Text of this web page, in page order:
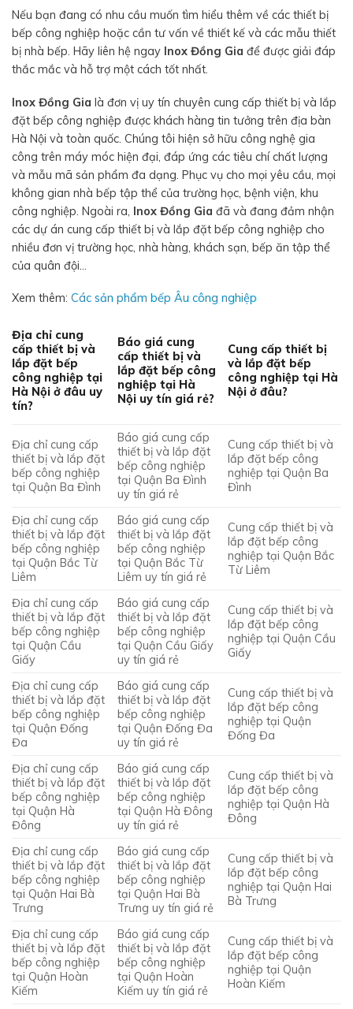
Nếu bạn đang có nhu cầu muốn tìm hiểu thêm về các thiết bị
bếp công nghiệp hoặc cần tư vấn về thiết kế và các mẫu thiết
bị nhà bếp. Hãy liên hệ ngay Inox Đồng Gia để được giải đáp
thắc mắc và hỗ trợ một cách tốt nhất.
Inox Đồng Gia là đơn vị uy tín chuyên cung cấp thiết bị và lắp
đặt bếp công nghiệp được khách hàng tin tưởng trên địa bàn
Hà Nội và toàn quốc. Chúng tôi hiện sở hữu công nghệ gia
công trên máy móc hiện đại, đáp ứng các tiêu chí chất lượng
và mẫu mã sản phẩm đa dạng. Phục vụ cho mọi yêu cầu, mọi
không gian nhà bếp tập thể của trường học, bệnh viện, khu
công nghiệp. Ngoài ra, Inox Đồng Gia đã và đang đảm nhận
các dự án cung cấp thiết bị và lắp đặt bếp công nghiệp cho
nhiều đơn vị trường học, nhà hàng, khách sạn, bếp ăn tập thể
của quân đội…
Xem thêm: Các sản phẩm bếp Âu công nghiệp
Địa chỉ cung
cấp thiết bị và
lắp đặt bếp
công nghiệp tại
Hà Nội ở đâu uy
tín?
Báo giá cung
cấp thiết bị và
lắp đặt bếp công
nghiệp tại Hà
Nội uy tín giá rẻ?
Cung cấp thiết bị
và lắp đặt bếp
công nghiệp tại Hà
Nội ở đâu?
Địa chỉ cung cấp
thiết bị và lắp đặt
bếp công nghiệp
tại Quận Ba Đình
Báo giá cung cấp
thiết bị và lắp đặt
bếp công nghiệp
tại Quận Ba Đình
uy tín giá rẻ
Cung cấp thiết bị và
lắp đặt bếp công
nghiệp tại Quận Ba
Đình
Địa chỉ cung cấp
thiết bị và lắp đặt
bếp công nghiệp
tại Quận Bắc Từ
Liêm
Báo giá cung cấp
thiết bị và lắp đặt
bếp công nghiệp
tại Quận Bắc Từ
Liêm uy tín giá rẻ
Cung cấp thiết bị và
lắp đặt bếp công
nghiệp tại Quận Bắc
Từ Liêm
Địa chỉ cung cấp
thiết bị và lắp đặt
bếp công nghiệp
tại Quận Cầu
Giấy
Báo giá cung cấp
thiết bị và lắp đặt
bếp công nghiệp
tại Quận Cầu Giấy
uy tín giá rẻ
Cung cấp thiết bị và
lắp đặt bếp công
nghiệp tại Quận Cầu
Giấy
Địa chỉ cung cấp
thiết bị và lắp đặt
bếp công nghiệp
tại Quận Đống
Đa
Báo giá cung cấp
thiết bị và lắp đặt
bếp công nghiệp
tại Quận Đống Đa
uy tín giá rẻ
Cung cấp thiết bị và
lắp đặt bếp công
nghiệp tại Quận
Đống Đa
Địa chỉ cung cấp
thiết bị và lắp đặt
bếp công nghiệp
tại Quận Hà
Đông
Báo giá cung cấp
thiết bị và lắp đặt
bếp công nghiệp
tại Quận Hà Đông
uy tín giá rẻ
Cung cấp thiết bị và
lắp đặt bếp công
nghiệp tại Quận Hà
Đông
Địa chỉ cung cấp
thiết bị và lắp đặt
bếp công nghiệp
tại Quận Hai Bà
Trưng
Báo giá cung cấp
thiết bị và lắp đặt
bếp công nghiệp
tại Quận Hai Bà
Trưng uy tín giá rẻ
Cung cấp thiết bị và
lắp đặt bếp công
nghiệp tại Quận Hai
Bà Trưng
Địa chỉ cung cấp
thiết bị và lắp đặt
bếp công nghiệp
tại Quận Hoàn
Kiếm
Báo giá cung cấp
thiết bị và lắp đặt
bếp công nghiệp
tại Quận Hoàn
Kiếm uy tín giá rẻ
Cung cấp thiết bị và
lắp đặt bếp công
nghiệp tại Quận
Hoàn Kiếm